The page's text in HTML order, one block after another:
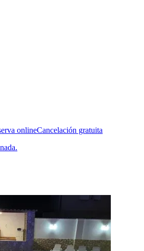
onlineCancelación gratuita